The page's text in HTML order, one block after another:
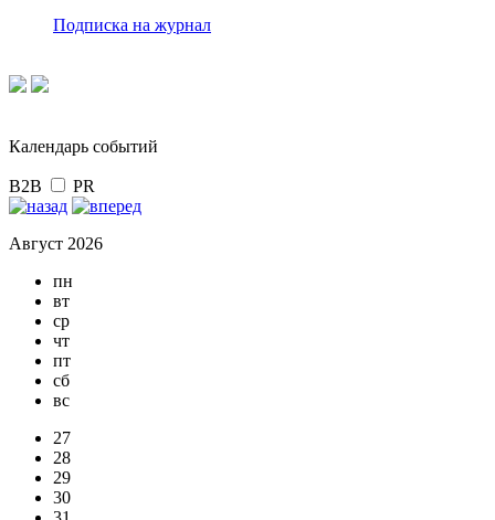
Подписка на журнал
Календарь событий
B2B PR
Август 2026
пн
вт
ср
чт
пт
сб
вс
27
28
29
30